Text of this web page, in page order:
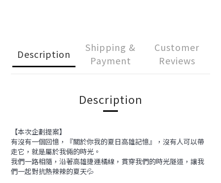
Description
Shipping &
Payment
Customer
Reviews
Description
【本次企劃提案】
有沒有一個回憶，『關於你我的夏日高雄記憶』，沒有人可以帶
走它，就是屬於我倆的時光。
我們一路相隨，沿著高雄捷運橘線，貫穿我們的時光隧道，讓我
們一起對抗熱辣辣的夏天💦